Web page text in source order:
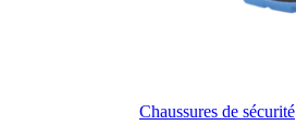
Chaussures de sécurité